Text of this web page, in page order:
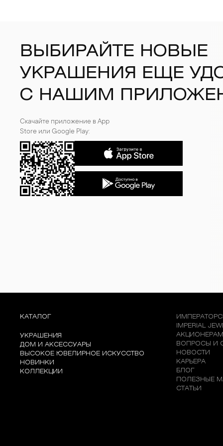
ВЫБИРАЙТЕ НОВЫЕ
УКРАШЕНИЯ ЕЩЕ
С НАШИМ
Скачайте приложение в App
Store или Google Play:
КАТАЛОГ
УКРАШЕНИЯ
ДОМ И АКСЕССУАРЫ
ВЫСОКОЕ ЮВЕЛИРНОЕ ИСКУССТВО
НОВИНКИ
КОЛЛЕКЦИИ
IMPERIAL
АКЦИОНЕРАМ
ВОПРОСЫ И
НОВОСТИ
КАРЬЕРА
БЛОГ
ПОЛЕЗНЫЕ
СТАТЬИ